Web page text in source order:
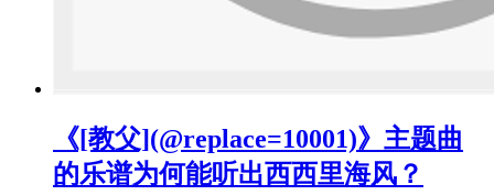
《[教父](@replace=10001)》主题曲
的乐谱为何能听出西西里海风？